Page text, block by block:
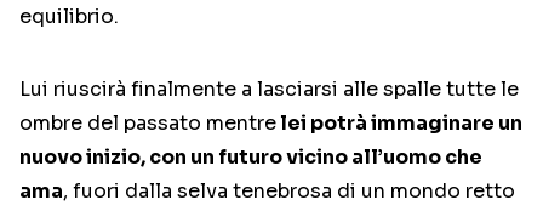
equilibrio.
Lui riuscirà finalmente a lasciarsi alle spalle tutte le
ombre del passato mentrelei potrà immaginare un
nuovo inizio, con un futuro vicino all’uomo che
ama, fuori dalla selva tenebrosa di un mondo retto